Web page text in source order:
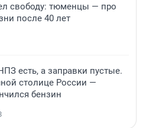
свободу: тюменцы — про
после 40 лет
есть, а заправки пустые.
столице России —
бензин